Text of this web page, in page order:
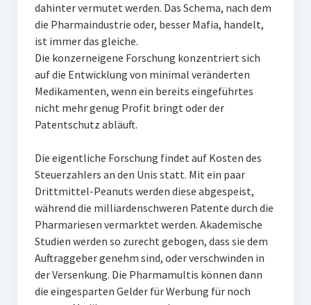
dahinter vermutet werden. Das Schema, nach dem
die Pharmaindustrie oder, besser Mafia, handelt,
ist immer das gleiche.
Die konzerneigene Forschung konzentriert sich
auf die Entwicklung von minimal veränderten
Medikamenten, wenn ein bereits eingeführtes
nicht mehr genug Profit bringt oder der
Patentschutz abläuft.
Die eigentliche Forschung findet auf Kosten des
Steuerzahlers an den Unis statt. Mit ein paar
Drittmittel-Peanuts werden diese abgespeist,
während die milliardenschweren Patente durch die
Pharmariesen vermarktet werden. Akademische
Studien werden so zurecht gebogen, dass sie dem
Auftraggeber genehm sind, oder verschwinden in
der Versenkung. Die Pharmamultis können dann
die eingesparten Gelder für Werbung für noch